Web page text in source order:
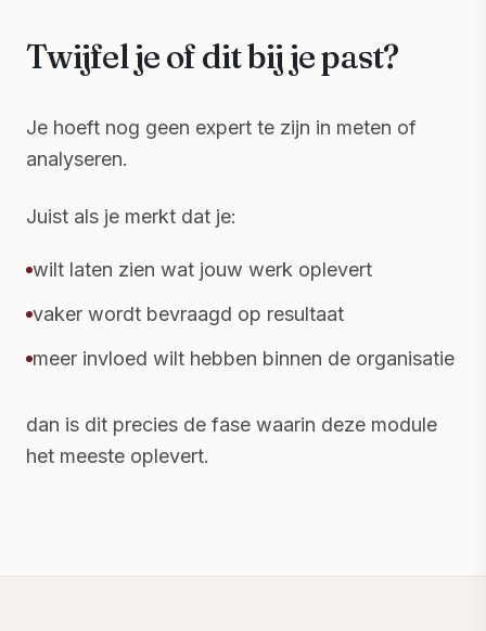
Twijfel je of dit bij je past?
Je hoeft nog geen expert te zijn in meten of
analyseren.
Juist als je merkt dat je:
wilt laten zien wat jouw werk oplevert
vaker wordt bevraagd op resultaat
meer invloed wilt hebben binnen de organisatie
dan is dit precies de fase waarin deze module
het meeste oplevert.